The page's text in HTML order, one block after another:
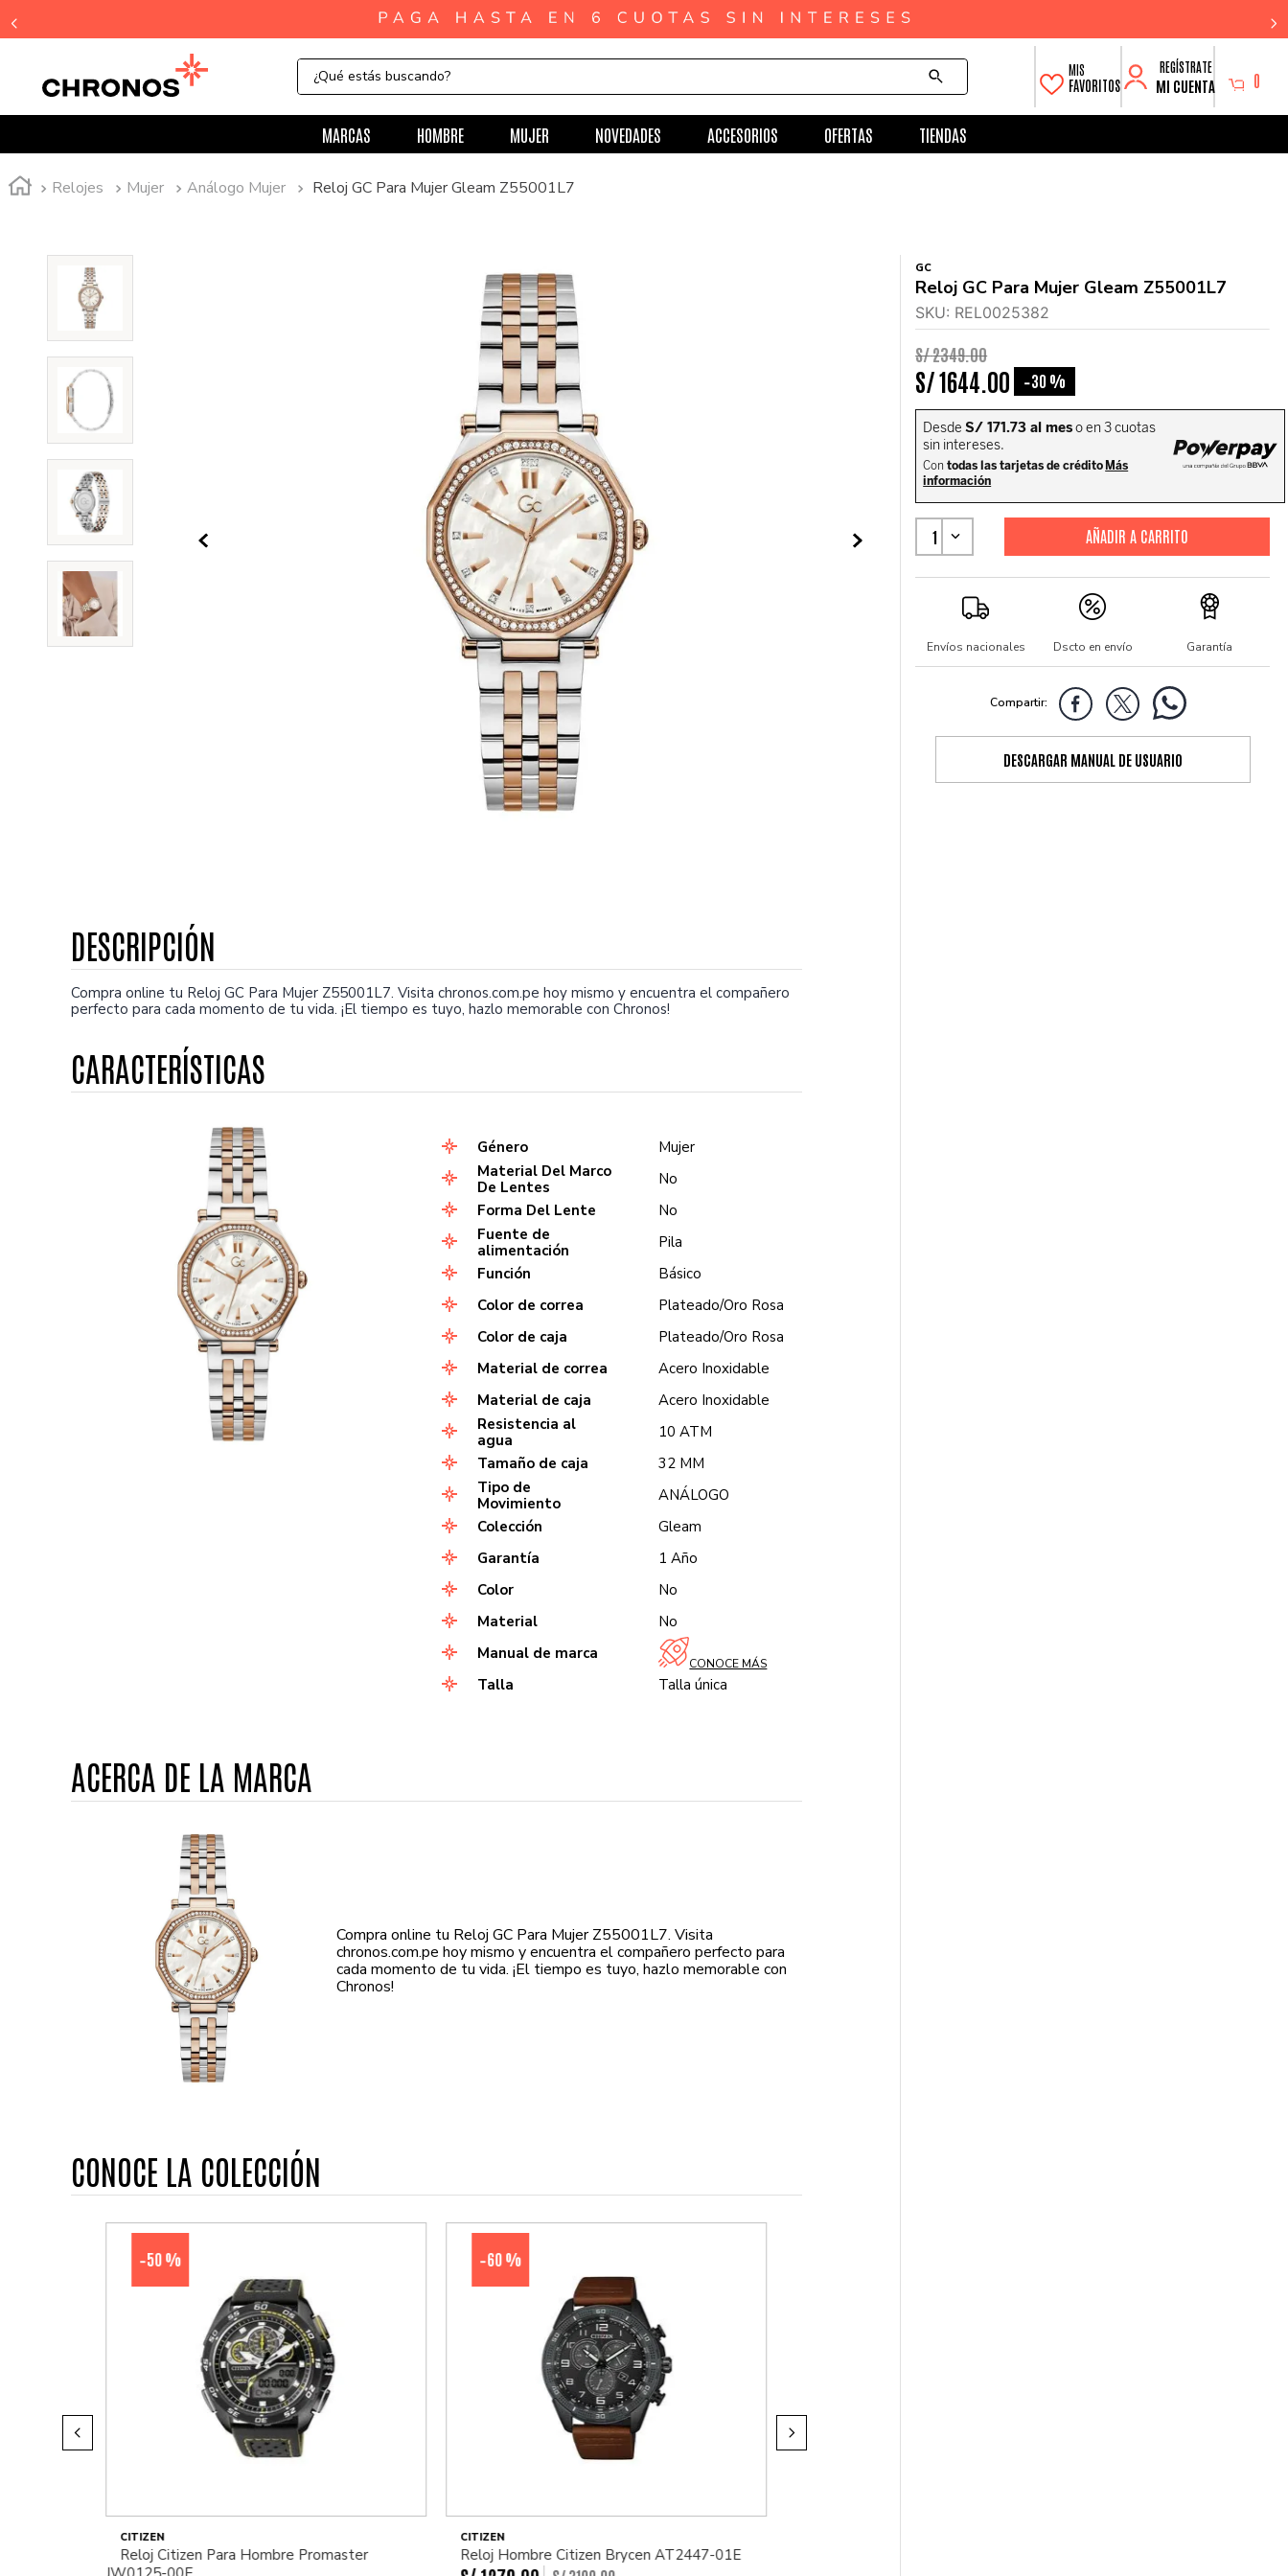
¿Qué estás buscando?
FAVORITOS MI CUENTA 0
MARCAS HOMBRE MUJER NOVEDADES ACCESORIOS OFERTAS TIENDAS
Relojes Mujer Análogo Mujer Reloj GC Para Mujer Gleam Z55001L7
Compra online tu Reloj GC Para Mujer Z55001L7. Visita chronos.com.pe hoy mismo y encuentra el compañero
perfecto para cada momento de tu vida. ¡El tiempo es tuyo, hazlo memorable con Chronos!
Género
Mujer
Material Del Marco
De Lentes
No
Forma Del Lente
No
Fuente de
alimentación
Pila
Función
Básico
Color de correa
Plateado/Oro Rosa
Color de caja
Plateado/Oro Rosa
Material de correa
Acero Inoxidable
Material de caja
Acero Inoxidable
Resistencia al
agua
10 ATM
Tamaño de caja
32 MM
Tipo de
Movimiento
ANÁLOGO
Colección
Gleam
Garantía
1 Año
Color
No
Material
No
Manual de marca
CONOCE MÁS
Talla Talla única
ACERCA DE LA MARCA
Compra online tu Reloj GC Para Mujer Z55001L7. Visita
chronos.com.pe hoy mismo y encuentra el compañero perfecto para
cada momento de tu vida. ¡El tiempo es tuyo, hazlo memorable con
Chronos!
CONOCE LA COLECCIÓN
-50 %
CITIZEN
Reloj Citizen Para Hombre Promaster
-60 %
CITIZEN
Reloj Hombre Citizen Brycen AT2447-01E
GC
Reloj GC Para Mujer Gleam Z55001L7
SKU: REL0025382
S/2349.00
S/1644 00 -30 %
1
Envíos nacionales Dscto en envío Garantía
DESCARGAR MANUAL DE USUARIO